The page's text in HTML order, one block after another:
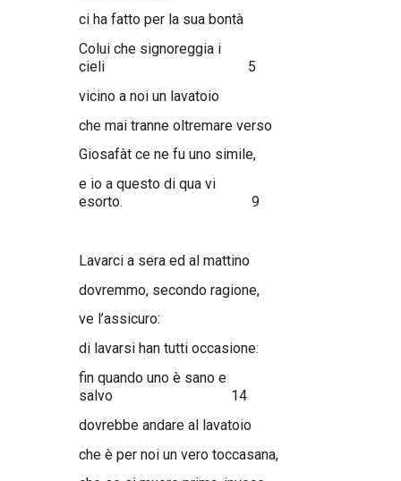
ci ha fatto per la sua bontà
Colui che signoreggia i
cieli 5
vicino a noi un lavatoio
che mai tranne oltremare verso
Giosafàt ce ne fu uno simile,
e io a questo di qua vi
esorto. 9
Lavarci a sera ed al mattino
dovremmo, secondo ragione,
ve l’assicuro:
di lavarsi han tutti occasione:
fin quando uno è sano e
salvo 14
dovrebbe andare al lavatoio
che è per noi un vero toccasana,